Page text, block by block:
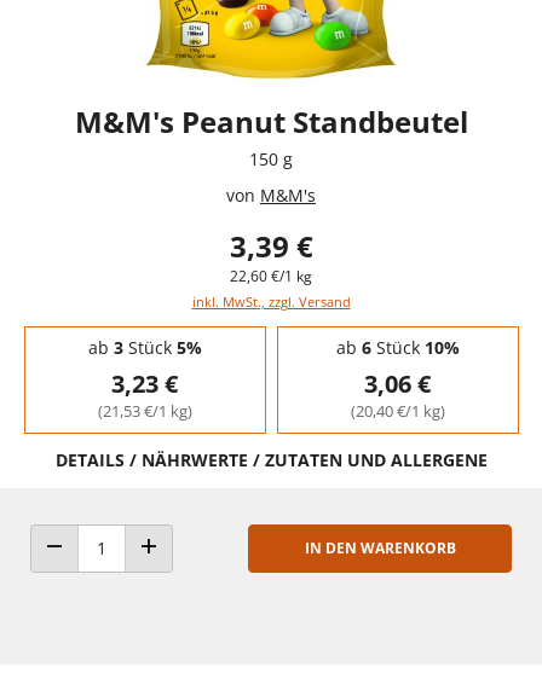
M&M's Peanut Standbeutel
150 g
von M&M's
3,39 €
22,60 €/1 kg
inkl. MwSt., zzgl. Versand
Staffelpreise - Mengenrabatt
ab 3Stück 5%
3,23 €
(21,53 €/1 kg)
ab 6Stück 10%
3,06 €
(20,40 €/1 kg)
DETAILS / NÄHRWERTE / ZUTATEN UND ALLERGENE
ANZAHL VERRINGERNANZAHL ERHÖHEN
IN DEN WARENKORB